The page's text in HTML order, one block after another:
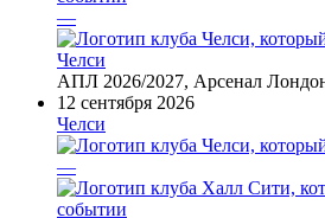
—
Челси
АПЛ 2026/2027, Арсенал
12 сентября 2026
Челси
—